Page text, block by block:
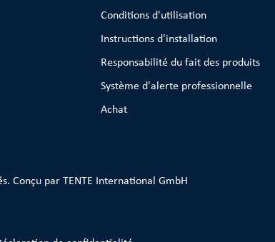
Conditions d'utilisation
Instructions d'installation
Responsabilité du fait des produits
Système d'alerte professionnelle
Achat
Conçu par TENTE International GmbH